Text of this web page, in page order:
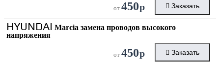
от 450р Заказать
HYUNDAI Marcia замена проводов высокого
напряжения
от 450р Заказать